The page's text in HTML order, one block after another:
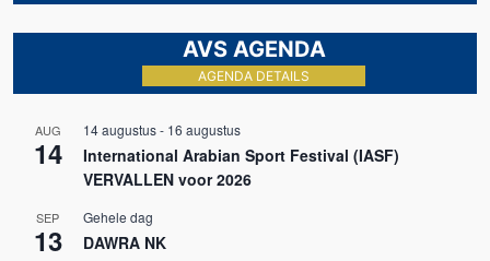
AVS AGENDA
AGENDA DETAILS
AUG
14
14 augustus- 16 augustus
International Arabian Sport Festival (IASF)
VERVALLEN voor 2026
SEP
13
Gehele dag
DAWRA NK